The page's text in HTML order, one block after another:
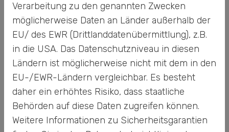
Bei FEFO richtet sich die Entnahme nach dem
Verfallsdatum. Die Waren mit der kürzesten
Haltbarkeit werden zuerst entnommen. Der Vorteil
ist, dass so weniger Waren im Lager verfallen. Im
Gegenzug steigt der Organisationsaufwand, da das
Verfallsdatum jedes Artikels erfasst werden muss.
Verarbeitung zu den genannten Zwecken
möglicherweise Daten an Länder außerhalb der
EU/ des EWR (Drittlanddatenübermittlung), z.B.
in die USA. Das Datenschutzniveau in diesen
Ländern ist möglicherweise nicht mit dem in den
EU-/EWR-Ländern vergleichbar. Es besteht
daher ein erhöhtes Risiko, dass staatliche
Behörden auf diese Daten zugreifen können.
Weitere Informationen zu Sicherheitsgarantien